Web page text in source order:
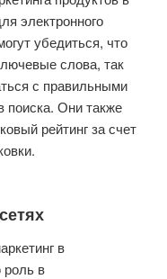
электронного
убедиться, что
слова, так
с правильными
поиска. Они также
рейтинг за счет
в
роль в